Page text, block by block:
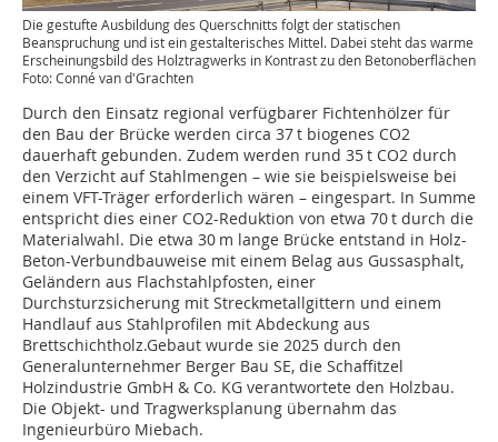
Die gestufte Ausbildung des Querschnitts folgt der statischen
Beanspruchung und ist ein gestalterisches Mittel. Dabei steht das warme
Erscheinungsbild des Holztragwerks in Kontrast zu den Betonoberflächen
Foto: Conné van d'Grachten
Durch den Einsatz regional verfügbarer Fichtenhölzer für
den Bau der Brücke werden circa 37 t biogenes CO2
dauerhaft gebunden. Zudem werden rund 35 t CO2 durch
den Verzicht auf Stahlmengen – wie sie beispielsweise bei
einem VFT-Träger erforderlich wären – eingespart. In Summe
entspricht dies einer CO2-Reduktion von etwa 70 t durch die
Materialwahl. Die etwa 30 m lange Brücke entstand in Holz-
Beton-Verbundbauweise mit einem Belag aus Gussasphalt,
Geländern aus Flachstahlpfosten, einer
Durchsturzsicherung mit Streckmetallgittern und einem
Handlauf aus Stahlprofilen mit Abdeckung aus
Brettschichtholz.Gebaut wurde sie 2025 durch den
Generalunternehmer Berger Bau SE, die Schaffitzel
Holzindustrie GmbH & Co. KG verantwortete den Holzbau.
Die Objekt- und Tragwerksplanung übernahm das
Ingenieurbüro Miebach.